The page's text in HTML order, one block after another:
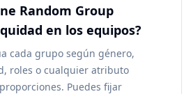
Random Group
en los equipos?
cada grupo según género,
roles o cualquier atributo
Puedes fijar